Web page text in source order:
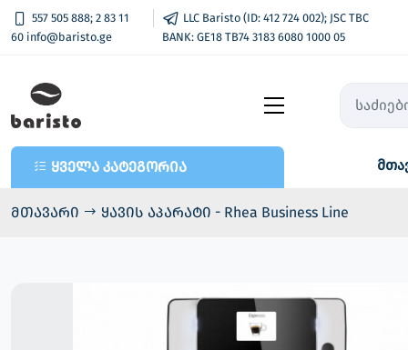
557 505 888; 2 83 11
60 info@baristo.ge
LLC Baristo (ID: 412 724 002); JSC TBC
BANK: GE18 TB74 3183 6080 1000 05
ყველა კატეგორია
- კაფე-ბარის აპარატები
- Vend Pay / ვენდ ფეი
ყველა კატეგორია
მთავარი ყავის აპარატი - Rhea Business Line